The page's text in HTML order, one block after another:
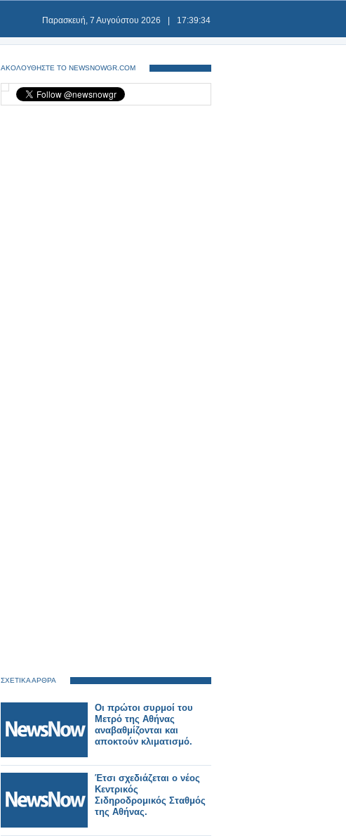
Παρασκευή, 7 Αυγούστου 2026 17:39:34
ΑΚΟΛΟΥΘΗΣΤΕ ΤΟ NEWSNOWGR.COM
ΣΧΕΤΙΚΑ ΑΡΘΡΑ
Οι πρώτοι συρμοί του
Μετρό της Αθήνας
αναβαθμίζονται και
αποκτούν κλιματισμό.
Έτσι σχεδιάζεται ο νέος
Κεντρικός
Σιδηροδρομικός Σταθμός
της Αθήνας.